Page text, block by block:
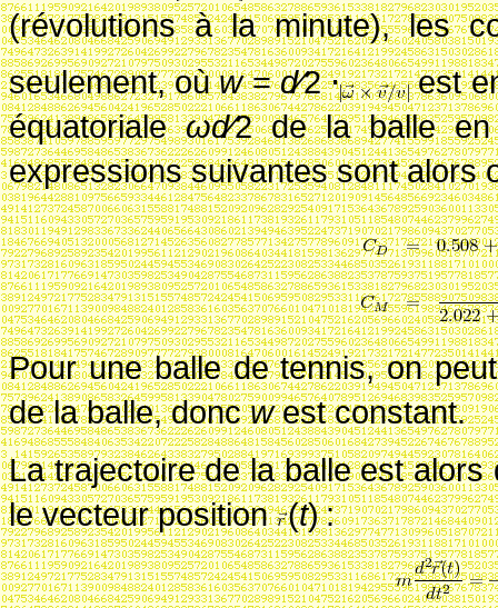
(révolutions à la minute), les
seulement, oùw=d∕2⋅
est
équatorialeωd∕2de la balle
expressions suivantes sont alors
Pour une balle de tennis, on
de la balle, doncwest constant.
La trajectoire de la balle est
le vecteur position (t):